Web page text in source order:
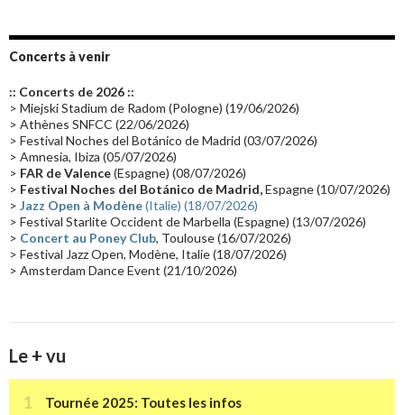
Groupe de Recherche Musicale
Passages radio Vidéo Jarrecast (16) Synthé 80's
Les concerts en Chine(16) Cinéma
Synthé Roland(15) Belgique(15)
(14) Astronomie (14)
Tournée 2025(14) 2024(14) Chine(13)
Concerts à venir
:: Concerts de 2026 ::
> Miejski Stadium de Radom (Pologne) (19/06/2026)
> Athènes SNFCC (22/06/2026)
> Festival Noches del Botánico de Madrid (03/07/2026)
> Amnesia, Ibiza (05/07/2026)
> FAR de Valence(Espagne) (08/07/2026)
> Festival Noches del Botánico de Madrid,Espagne (10/07/2026)
> Jazz Open à Modène(Italie) (18/07/2026)
> Festival Starlite Occident de Marbella (Espagne) (13/07/2026)
> Concert au Poney Club, Toulouse (16/07/2026)
> Festival Jazz Open, Modène, Italie (18/07/2026)
> Amsterdam Dance Event (21/10/2026)
Le + vu